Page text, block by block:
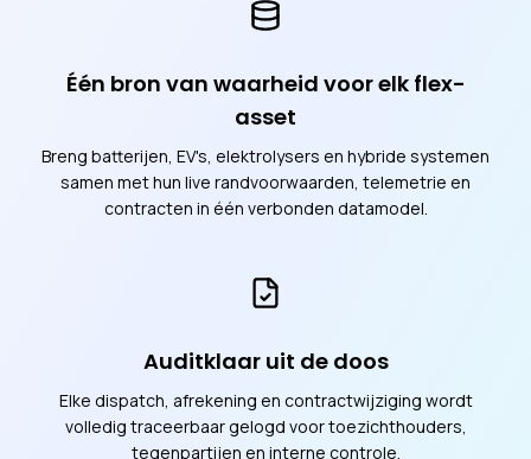
Één bron van waarheid voor elk flex-
asset
Breng batterijen, EV's, elektrolysers en hybride systemen
samen met hun live randvoorwaarden, telemetrie en
contracten in één verbonden datamodel.
Auditklaar uit de doos
Elke dispatch, afrekening en contractwijziging wordt
volledig traceerbaar gelogd voor toezichthouders,
tegenpartijen en interne controle.